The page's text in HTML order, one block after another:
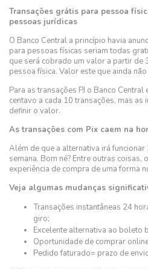
Transações grátis para pessoa
pessoas jurídicas
O Banco Central a princípio havia
para pessoas físicas seriam todas
que será cobrado um valor a partir de
pessoa física. Valor este que ainda
Para as transações PJ o Banco
centavo a cada 10 transações, mas as
definir o valor.
As transações com Pix caem na
Além de que a alternativa irá
semana. Bom né? Entre outras coisas,
experiência de compra de uma forma
Veja algumas mudanças
Transações instantâneas 24
giro;
Excelente alternativa ao boleto
Oportunidade de comprar
Pedido faturado= prazo de